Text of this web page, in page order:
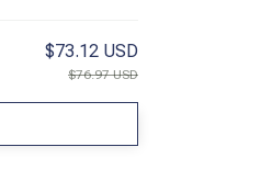
$73.12 USD
$76.97 USD